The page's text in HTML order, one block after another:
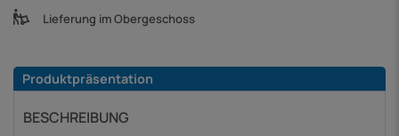
Lieferung im Obergeschoss
Produktpräsentation
BESCHREIBUNG